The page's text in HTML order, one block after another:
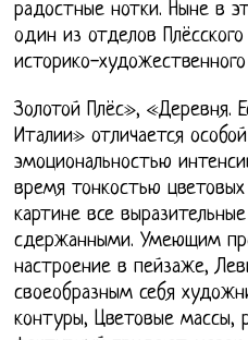
радостные нотки. Ныне в
один из отделов Плёсского
историко-
Золотой Плёс», «Деревня.
Италии» отличается
эмоциональностью
время тонкостью
картине все
сдержанными. Умеющим
настроение в пейзаже,
своеобразным себя
контуры, Цветовые массы,